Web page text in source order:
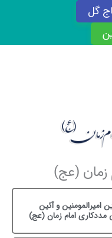
گل
زمان (عج)
و آئین
امام زمان (عج)